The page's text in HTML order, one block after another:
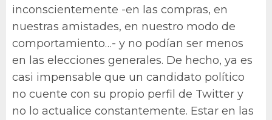
inconscientemente -en las compras, en
nuestras amistades, en nuestro modo de
comportamiento…- y no podían ser menos
en las elecciones generales. De hecho, ya es
casi impensable que un candidato político
no cuente con su propio perfil de Twitter y
no lo actualice constantemente. Estar en las